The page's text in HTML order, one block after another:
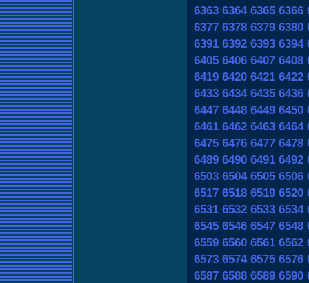
6363 6364 6365 6366
6377 6378 6379 6380
6391 6392 6393 6394
6405 6406 6407 6408
6419 6420 6421 6422
6433 6434 6435 6436
6447 6448 6449 6450
6461 6462 6463 6464
6475 6476 6477 6478
6489 6490 6491 6492
6503 6504 6505 6506
6517 6518 6519 6520
6531 6532 6533 6534
6545 6546 6547 6548
6559 6560 6561 6562
6573 6574 6575 6576
6587 6588 6589 6590